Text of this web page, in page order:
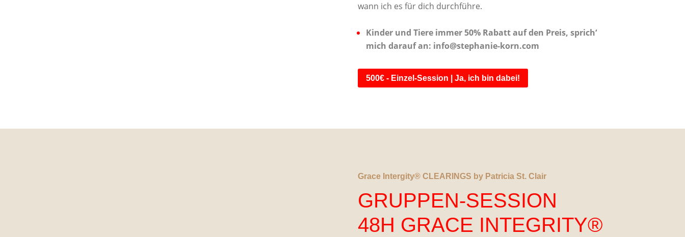
wann ich es für dich durchführe.
Kinder und Tiere immer 50% Rabatt auf den Preis, sprich‘
mich darauf an: info@stephanie-korn.com
500€ - Einzel-Session | Ja, ich bin dabei!
Grace Intergity® CLEARINGS by Patricia St. Clair
GRUPPEN-SESSION
48H GRACE INTEGRITY®